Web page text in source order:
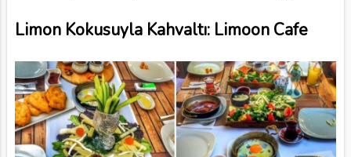
Limon Kokusuyla Kahvaltı: Limoon Cafe